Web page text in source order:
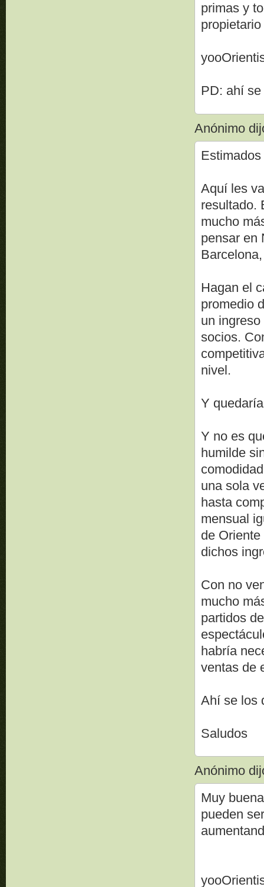
primas y
PD: ahí
Anónimo
Aquí les
resultado.
mucho
pensar en
Hagan el
promedio
un
socios.
nivel.
Y
Y no es
humilde
una sola
hasta
mensual
de
dichos
Con no
mucho
partidos
habría
ventas de
Ahí se los
Saludos
Anónimo
Muy
pueden